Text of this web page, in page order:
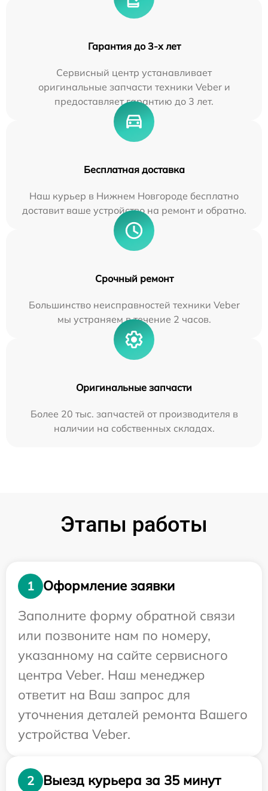
Гарантия до 3-х лет
Сервисный центр устанавливает
оригинальные запчасти техники Veber и
предоставляет гарантию до 3 лет.
Бесплатная доставка
Наш курьер в Нижнем Новгороде бесплатно
доставит ваше устройство на ремонт и обратно.
Срочный ремонт
Большинство неисправностей техники Veber
мы устраняем в течение 2 часов.
Оригинальные запчасти
Более 20 тыс. запчастей от производителя в
наличии на собственных складах.
Этапы работы
1
Оформление заявки
Заполните форму обратной связи
или позвоните нам по номеру,
указанному на сайте сервисного
центра Veber. Наш менеджер
ответит на Ваш запрос для
уточнения деталей ремонта Вашего
устройства Veber.
2 Выезд курьера за 35 минут